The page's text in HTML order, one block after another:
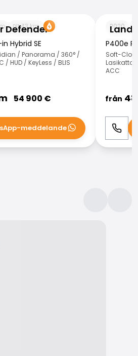
Defender
43km
Hybrid SE
/ Panorama / 360° /
/ HUD / KeyLess / BLIS
54 900 €
WhatsApp
meddelande
Land
2020
P400e
Soft-
Lasikatto
ACC
från
Ring